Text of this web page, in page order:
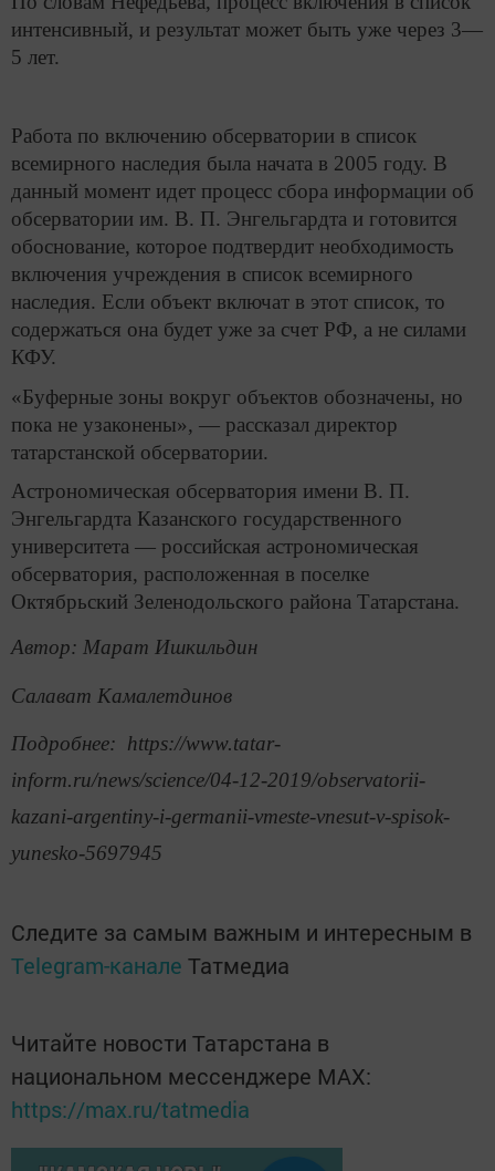
интенсивный, и результат может быть уже через 3—
5 лет.
Работа по включению обсерватории в список
всемирного наследия была начата в 2005 году. В
данный момент идет процесс сбора информации об
обсерватории им. В. П. Энгельгардта и готовится
обоснование, которое подтвердит необходимость
включения учреждения в список всемирного
наследия. Если объект включат в этот список, то
содержаться она будет уже за счет РФ, а не силами
КФУ.
«Буферные зоны вокруг объектов обозначены, но
пока не узаконены», — рассказал директор
татарстанской обсерватории.
Астрономическая обсерватория имени В. П.
Энгельгардта Казанского государственного
университета — российская астрономическая
обсерватория, расположенная в поселке
Октябрьский Зеленодольского района Татарстана.
Автор: Марат Ишкильдин
Салават Камалетдинов
Подробнее: https://www.tatar-
inform.ru/news/science/04-12-2019/observatorii-
kazani-argentiny-i-germanii-vmeste-vnesut-v-spisok-
yunesko-5697945
Следите за самым важным и интересным в
Telegram-канале Татмедиа
Читайте новости Татарстана в
национальном мессенджере MАХ:
https://max.ru/tatmedia